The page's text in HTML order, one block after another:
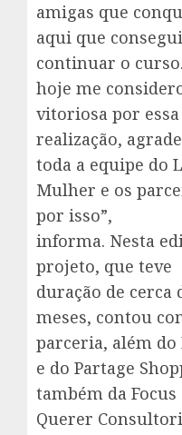
amigas que
aqui que consegui
continuar o
hoje me
vitoriosa por essa
realização,
toda a equipe do
Mulher e os
por isso”,
informa. Nesta
projeto, que teve
duração de cerca
meses, contou
parceria, além do
e do Partage
também da Focus
Querer